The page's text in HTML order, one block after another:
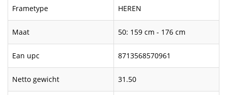
Frametype HEREN
Maat 50: 159 cm - 176 cm
Ean upc 8713568570961
Netto gewicht 31.50